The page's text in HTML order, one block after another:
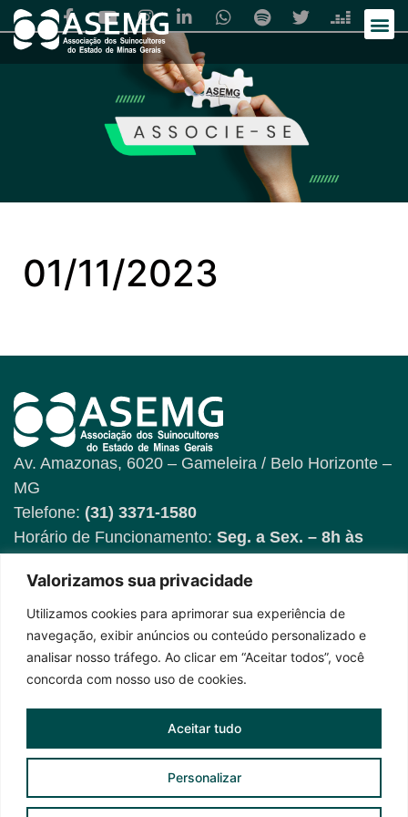
Valorizamos sua privacidade
Utilizamos cookies para aprimorar sua experiência de
navegação, exibir anúncios ou conteúdo personalizado e
analisar nosso tráfego. Ao clicar em “Aceitar todos”, você
concorda com nosso uso de cookies.
Personalizar
Aceitar tudo
01/11/2023
Av. Amazonas, 6020 – Gameleira / Belo Horizonte –
MG
Telefone: (31) 3371-1580
Horário de Funcionamento: Seg. a Sex. – 8h às
Fique por dentro das
novidades